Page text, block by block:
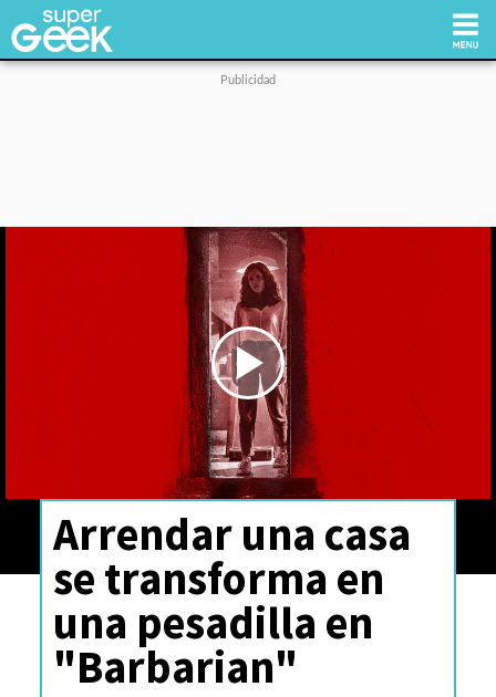
Tecnología
Play
Video
Arrendar una casa
se transforma en
una pesadilla en
"Barbarian"